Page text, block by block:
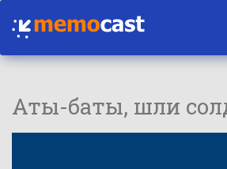
Аты-баты, шли